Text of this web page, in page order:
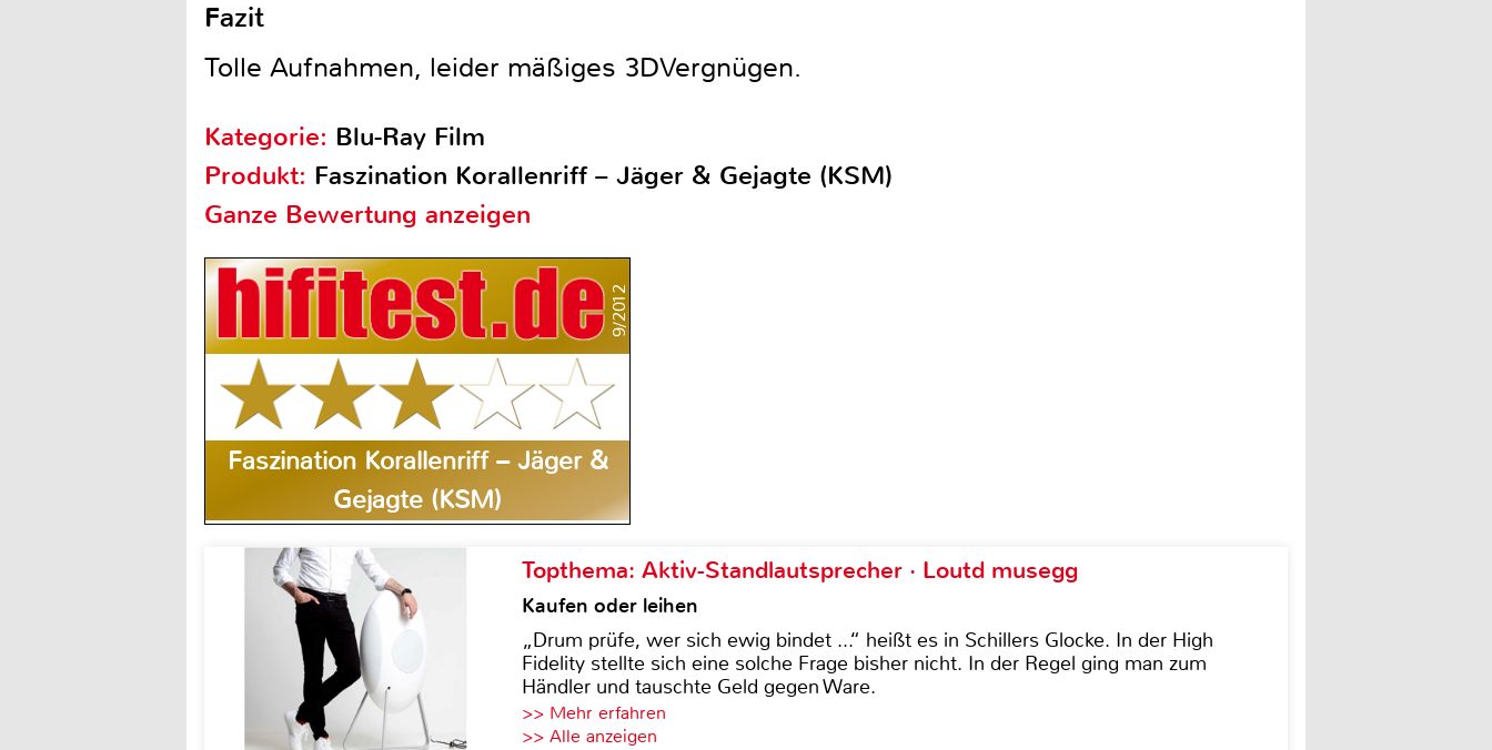
Fazit
Tolle Aufnahmen, leider mäßiges 3DVergnügen.
Kategorie: Blu-Ray Film
Produkt: Faszination Korallenriff – Jäger & Gejagte (KSM)
Ganze Bewertung anzeigen
9/2012
Faszination Korallenriff – Jäger &
Gejagte (KSM)
Topthema: Aktiv-Standlautsprecher · Loutd musegg
Kaufen oder leihen
„Drum prüfe, wer sich ewig bindet ...“ heißt es in Schillers Glocke. In der High
Fidelity stellte sich eine solche Frage bisher nicht. In der Regel ging man zum
Händler und tauschte Geld gegen Ware.
>> Mehr erfahren
>> Alle anzeigen